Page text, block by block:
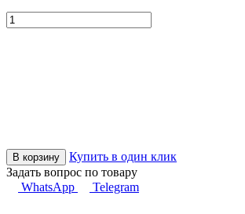
В корзину
Купить в один клик
Задать вопрос по товару
WhatsApp
Telegram